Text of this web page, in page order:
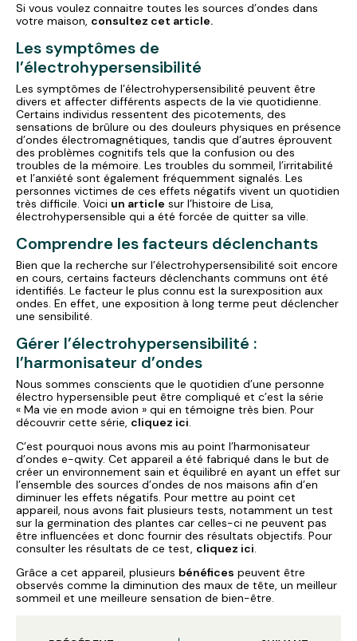
Si vous voulez connaitre toutes les sources d’ondes dans
votre maison, consultez cet article.
Les symptômes de
l’électrohypersensibilité
Les symptômes de l’électrohypersensibilité peuvent être
divers et affecter différents aspects de la vie quotidienne.
Certains individus ressentent des picotements, des
sensations de brûlure ou des douleurs physiques en présence
d’ondes électromagnétiques, tandis que d’autres éprouvent
des problèmes cognitifs tels que la confusion ou des
troubles de la mémoire. Les troubles du sommeil, l’irritabilité
et l’anxiété sont également fréquemment signalés. Les
personnes victimes de ces effets négatifs vivent un quotidien
très difficile. Voici un article sur l’histoire de Lisa,
électrohypersensible qui a été forcée de quitter sa ville.
Comprendre les facteurs déclenchants
Bien que la recherche sur l’électrohypersensibilité soit encore
en cours, certains facteurs déclenchants communs ont été
identifiés. Le facteur le plus connu est la surexposition aux
ondes. En effet, une exposition à long terme peut déclencher
une sensibilité.
Gérer l’électrohypersensibilité :
l’harmonisateur d’ondes
Nous sommes conscients que le quotidien d’une personne
électro hypersensible peut être compliqué et c’est la série
« Ma vie en mode avion » qui en témoigne très bien. Pour
découvrir cette série, cliquez ici.
C’est pourquoi nous avons mis au point l’harmonisateur
d’ondes e-qwity. Cet appareil a été fabriqué dans le but de
créer un environnement sain et équilibré en ayant un effet sur
l’ensemble des sources d’ondes de nos maisons afin d’en
diminuer les effets négatifs. Pour mettre au point cet
appareil, nous avons fait plusieurs tests, notamment un test
sur la germination des plantes car celles-ci ne peuvent pas
être influencées et donc fournir des résultats objectifs. Pour
consulter les résultats de ce test, cliquez ici.
Grâce a cet appareil, plusieurs bénéfices peuvent être
observés comme la diminution des maux de tête, un meilleur
sommeil et une meilleure sensation de bien-être.